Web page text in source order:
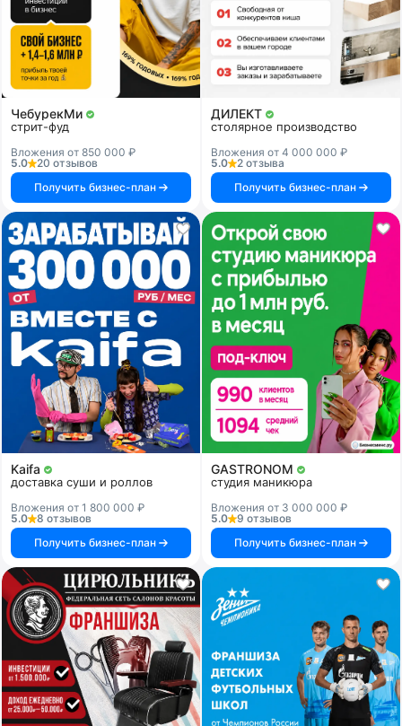
ЧебурекМи
стрит-фуд
Вложения от 850 000 ₽
5.0
20 отзывов
Получить бизнес-план
ДИЛЕКТ
столярное производство
Вложения от 4 000 000 ₽
5.0
2 отзыва
Получить бизнес-план
Kaifa
доставка суши и роллов
Вложения от 1 800 000 ₽
5.0
8 отзывов
Получить бизнес-план
GASTRONOM
студия маникюра
Вложения от 3 000 000 ₽
5.0
9 отзывов
Получить бизнес-план